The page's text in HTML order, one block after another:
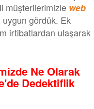
müşterilerimizle web
gördük. Ek
irtibatlardan ulaşarak
Ne Olarak
Dedektiflik